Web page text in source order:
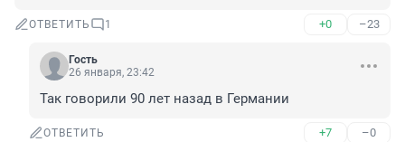
ОТВЕТИТЬ 1 +0 –23
Гость
26 января, 23:42
Так говорили 90 лет назад в Германии
ОТВЕТИТЬ +7 –0